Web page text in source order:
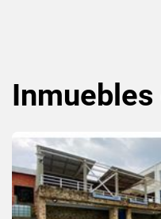
Inmuebles